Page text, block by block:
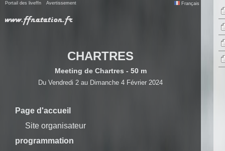
Portail des liveffn Avertissement Français
CHARTRES
Meeting de Chartres - 50 m
Du Vendredi 2 au Dimanche 4 Février 2024
Page d'accueil
Site organisateur
programmation